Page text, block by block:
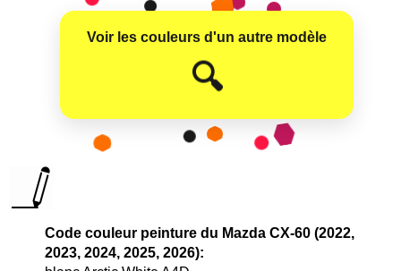
😊
Voir les couleurs d'un autre modèle
🔍
Code couleur peinture du Mazda CX-60 (2022,
2023, 2024, 2025, 2026):